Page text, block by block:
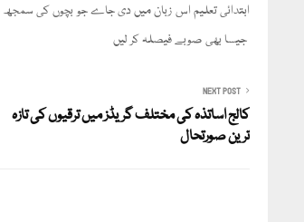
ابتدائی تعلیم اس زبان میں دی جاے جو بچوں کی سمجھ
جیسا بھی صوبے فیصلہ کر لیں
NEXT POST
کالج اساتذہ کی مختلف گریڈز میں ترقیوں کی تازہ
ترین صورتحال